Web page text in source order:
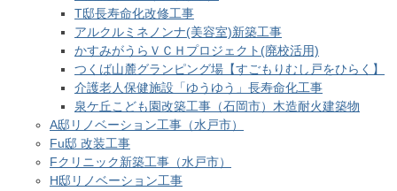
T邸長寿命化改修工事
アルクルミネノンナ(美容室)新築工事
かすみがうらＶＣＨプロジェクト(廃校活用)
つくば山麓グランピング場【すごもりむし戸をひらく】
介護老人保健施設「ゆうゆう」長寿命化工事
泉ケ丘こども園改築工事（石岡市）木造耐火建築物
A邸リノベーション工事（水戸市）
Fu邸 改装工事
Fクリニック新築工事（水戸市）
H邸リノベーション工事